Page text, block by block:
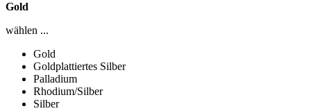
Gold
wählen ...
Gold
Goldplattiertes Silber
Palladium
Rhodium/Silber
Silber